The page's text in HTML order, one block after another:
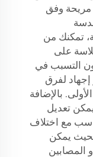
وفق
تمكنك من
على
التسبب في
إجهاد لفرق
بالإضافة
تعديل
مع اختلاف
يمكن
المصابين